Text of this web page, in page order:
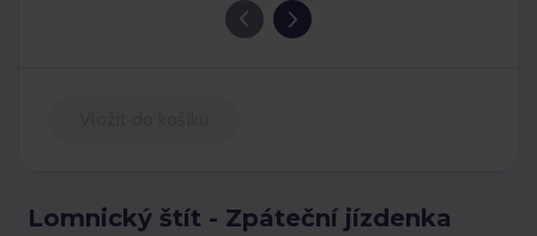
Lomnický štít - Zpáteční jízdenka